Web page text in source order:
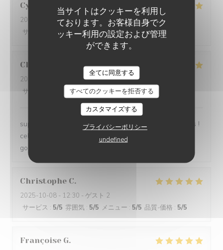
当サイトはクッキーを利用し
ております。お客様自身でク
ッキー利用の設定および管理
ができます。
全てに同意する
すべてのクッキーを拒否する
カスタマイズする
プライバシーポリシー
undefined
Cyril
2025-10-17 - 20:00 - ゲスト 5
サービス
/5 雰囲気: 5/5 メニュー:5 /5 品質-価格
Clara
2025-10-16
- 20:15 - ゲスト 6
サービス
雰囲気:5/5 メニュー:4/5 品質-価格
super accueil, on se sent comme à la maison entre amis !
cela se ressent aussi dans les plats, sans chichis,
gourmands et savoureux.
Christophe C
2025-10-08 - 12:30 - ゲスト 2
サービス : 5/5 雰囲気 : 5/5 メニュー : 5/5 品質-価格 : 5/5
Françoise G
BISTROT DARSY